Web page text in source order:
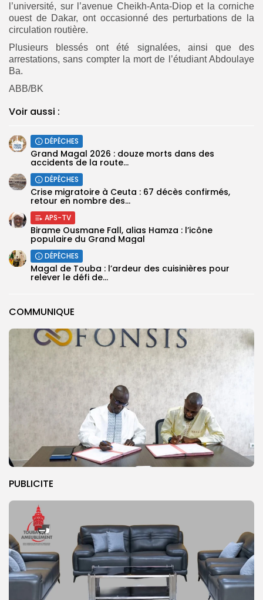
COMMUNIQUE
PUBLICITE
l’université, sur l’avenue Cheikh-Anta-Diop et la corniche
ouest de Dakar, ont occasionné des perturbations de la
circulation routière.
Plusieurs blessés ont été signalées, ainsi que des
arrestations, sans compter la mort de l’étudiant Abdoulaye
Ba.
ABB/BK
Voir aussi :
DÉPÊCHES
Grand Magal 2026 : douze morts dans des
accidents de la route...
DÉPÊCHES
Crise migratoire à Ceuta : 67 décès confirmés,
retour en nombre des...
APS-TV
Birame Ousmane Fall, alias Hamza : l’icône
populaire du Grand Magal
DÉPÊCHES
Magal de Touba : l’ardeur des cuisinières pour
relever le défi de...